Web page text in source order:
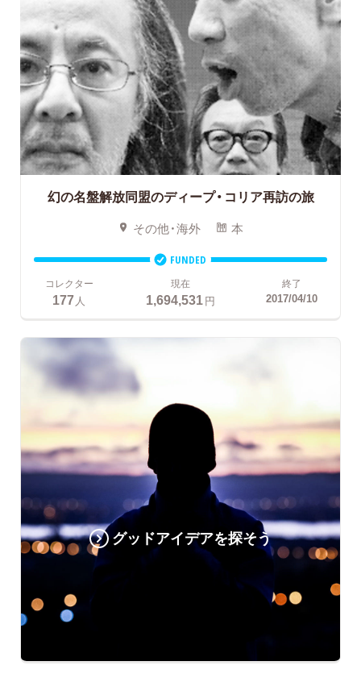
幻の名盤解放同盟のディープ・コリア再訪の旅
その他・海外 本
FUNDED
コレクター
177人
現在
1,694,531円
終了
2017/04/10
グッドアイデアを探そう